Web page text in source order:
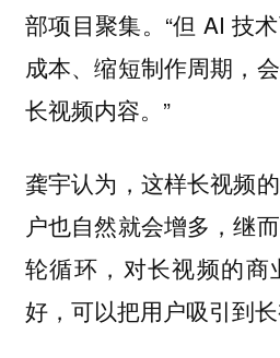
部项目聚集。“但 AI 技
成本、缩短制作周期，
长视频内容。”
龚宇认为，这样长视频
户也自然就会增多，继
轮循环，对长视频的商
好，可以把用户吸引到长